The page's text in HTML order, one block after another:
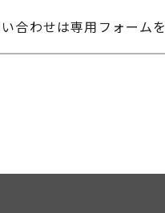
合わせは専用フォーム